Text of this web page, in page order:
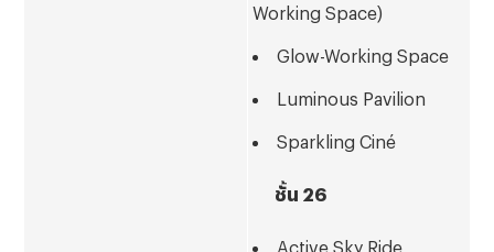
Working Space)
Glow-Working Space
Luminous Pavilion
Sparkling Ciné
ชั้น 26
Active Sky Ride